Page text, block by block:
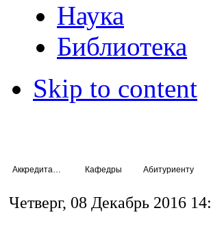
Наука
Библиотека
Skip to content
Кафедры Абитуриенту
Четверг, 08 Декабрь 2016